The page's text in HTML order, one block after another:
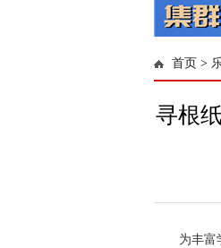
首页 >
寻根
为丰富